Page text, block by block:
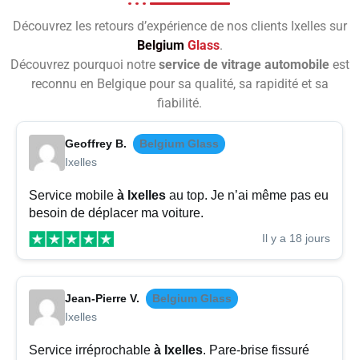
Découvrez les retours d’expérience de nos clients Ixelles sur
Belgium Glass.
Découvrez pourquoi notre service de vitrage automobileest
reconnu en Belgique pour sa qualité, sa rapidité et sa
fiabilité.
Geoffrey B.
Belgium Glass
Ixelles
Service mobile à Ixelles au top. Je n’ai même pas eu
besoin de déplacer ma voiture.
Il y a 18 jours
Jean-Pierre V.
Belgium Glass
Ixelles
Service irréprochable à Ixelles. Pare-brise fissuré